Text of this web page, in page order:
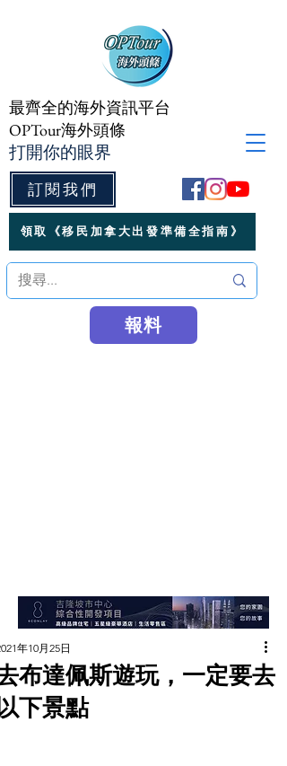
訂閱我們
最齊全的海外資訊平台
OPTour海外頭條
打開你的眼界
領取《移民加拿大出發準備全指南》
報料
布達佩斯遊玩，一定要去
下景點
年10月25日